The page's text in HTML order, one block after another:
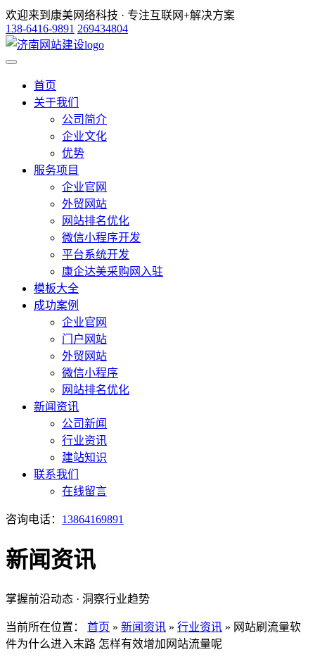
欢迎来到康美网络科技 · 专注互联网+解决方案
138-6416-9891 269434804
首页
关于我们
公司简介
企业文化
优势
服务项目
企业官网
外贸网站
网站排名优化
微信小程序开发
平台系统开发
康企达美采购网入驻
模板大全
成功案例
企业官网
门户网站
外贸网站
微信小程序
网站排名优化
新闻资讯
公司新闻
行业资讯
建站知识
联系我们
在线留言
咨询电话： 13864169891
新闻资讯
掌握前沿动态 · 洞察行业趋势
当前所在位置： 首页 » 新闻资讯 » 行业资讯 » 网站刷流量软
件为什么进入末路 怎样有效增加网站流量呢